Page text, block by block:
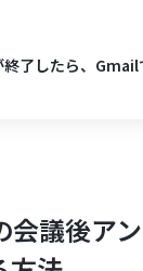
了したら、Gmail
議後ア